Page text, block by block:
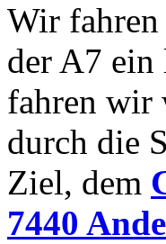
Wir fahren
der A7 ein
fahren wir
durch die
Ziel, dem
7440